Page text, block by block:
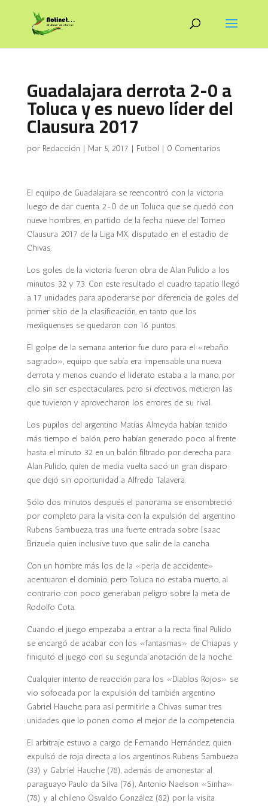
Guadalajara derrota 2-0 a
Toluca y es nuevo líder del
Clausura 2017
por Redacción | Mar 5, 2017 | Futbol | 0 Comentarios
El equipo de Guadalajara se reencontró con la victoria
luego de dar cuenta 2-0 de un Toluca que se quedó con
nueve hombres, en partido de la fecha nueve del Torneo
Clausura 2017 de la Liga MX, disputado en el estadio de
Chivas.
Los goles de la victoria fueron obra de Alan Pulido a los
minutos 32 y 73. Con este resultado el cuadro tapatío llegó
a 17 unidades para apoderarse por diferencia de goles del
primer sitio de la clasificación, en tanto que los
mexiquenses se quedaron con 16 puntos.
El golpe de la semana anterior fue duro para el «rebaño
sagrado», equipo que sabía era impensable una nueva
derrota y menos cuando el liderato estaba a la mano, por
ello sin ser espectaculares, pero sí efectivos, metieron las
que tuvieron y aprovecharon los errores de su rival.
Los pupilos del argentino Matías Almeyda habían tenido
más tiempo el balón, pero habían generado poco al frente
hasta el minuto 32 en un balón filtrado por derecha para
Alan Pulido, quien de media vuelta sacó un gran disparo
que dejó sin oportunidad a Alfredo Talavera.
Sólo dos minutos después el panorama se ensombreció
por completo para la visita con la expulsión del argentino
Rubens Sambueza, tras una fuerte entrada sobre Isaac
Brizuela quien inclusive tuvo que salir de la cancha.
Con un hombre más los de la «perla de accidente»
acentuaron el dominio, pero Toluca no estaba muerto, al
contrario con poco generaban peligro sobre la meta de
Rodolfo Cota.
Cuando el juego empezaba a entrar a la recta final Pulido
se encargó de acabar con los «fantasmas» de Chiapas y
finiquitó el juego con su segunda anotación de la noche.
Cualquier intento de reacción para los «Diablos Rojos» se
vio sofocada por la expulsión del también argentino
Gabriel Hauche, para así permitirle a Chivas sumar tres
unidades que lo ponen como el mejor de la competencia.
El arbitraje estuvo a cargo de Fernando Hernández, quien
expulsó de roja directa a los argentinos Rubens Sambueza
(33) y Gabriel Hauche (78), además de amonestar al
paraguayo Paulo da Silva (76), Antonio Naelson «Sinha»
(78) y al chileno Osvaldo González (82) por la visita.